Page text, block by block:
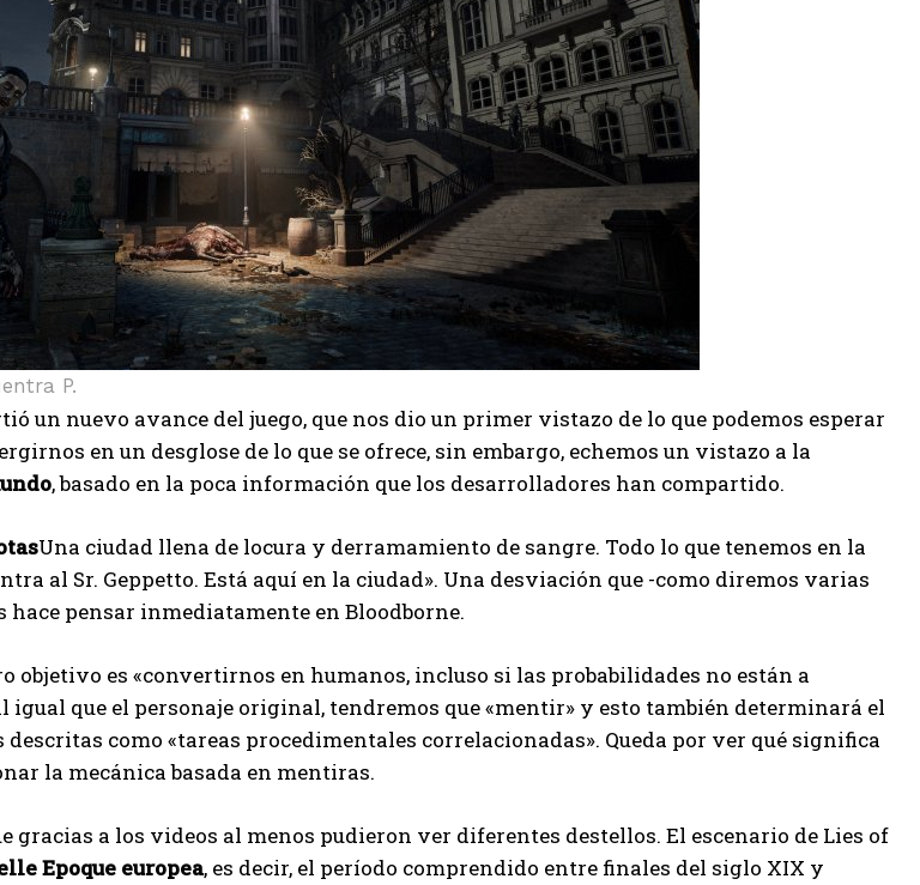
I WANT IN
the Privacy Policy
Ayhan
P.
un nuevo avance del juego, que nos dio un primer vistazo de lo que podemos esperar
en un desglose de lo que se ofrece, sin embargo, echemos un vistazo a la
, basado en la poca información que los desarrolladores han compartido.
Una ciudad llena de locura y derramamiento de sangre. Todo lo que tenemos en la
al Sr. Geppetto. Está aquí en la ciudad». Una desviación que -como diremos varias
hace pensar inmediatamente en Bloodborne.
objetivo es «convertirnos en humanos, incluso si las probabilidades no están a
igual que el personaje original, tendremos que «mentir» y esto también determinará el
como «tareas procedimentales correlacionadas». Queda por ver qué significa
la mecánica basada en mentiras.
gracias a los videos al menos pudieron ver diferentes destellos. El escenario de Lies of
Epoque europea, es decir, el período comprendido entre finales del siglo XIX y